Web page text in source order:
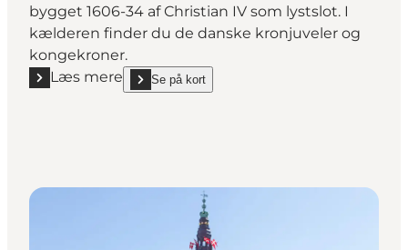
bygget 1606-34 af Christian IV som lystslot. I
kælderen finder du de danske kronjuveler og
kongekroner.
Læs mere
Læs mere "Rosenborg Slot"
Se på kort
show Rosenborg Slot on_map